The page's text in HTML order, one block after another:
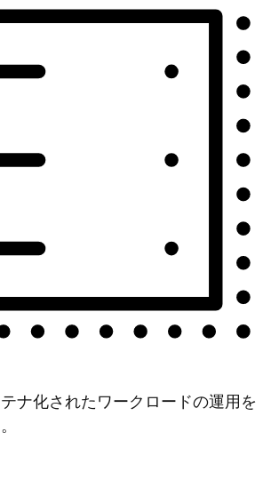
ナ化されたワークロードの運用を